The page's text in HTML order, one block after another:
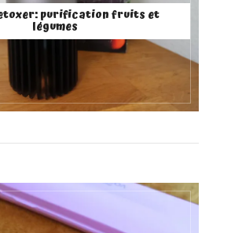
purification fruits et
légumes